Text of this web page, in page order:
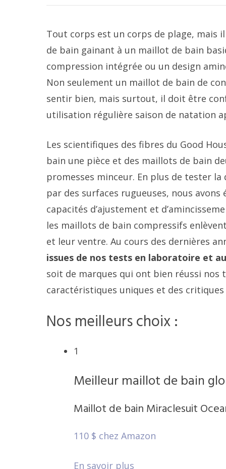
Tout corps est un corps de plage, mais
de bain gainant à un maillot de bain
compression intégrée ou un design
Non seulement un maillot de bain de
sentir bien, mais surtout, il doit être
utilisation régulière saison de natation
Les scientifiques des fibres du Good
bain une pièce et des maillots de bain
promesses minceur. En plus de tester
par des surfaces rugueuses, nous
capacités d’ajustement et
les maillots de bain compressifs
et leur ventre. Au cours des dernières
issues de nos tests en laboratoire et
soit de marques qui ont bien réussi nos
caractéristiques uniques et des
Nos meilleurs choix :
1
Meilleur maillot de bain
Maillot de bain Miraclesuit
110 $ chez Amazon
En savoir plus